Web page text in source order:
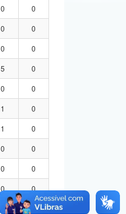
0
0
0
0
0
0
5
0
0
0
1
0
1
0
0
0
0
0
0
0
0